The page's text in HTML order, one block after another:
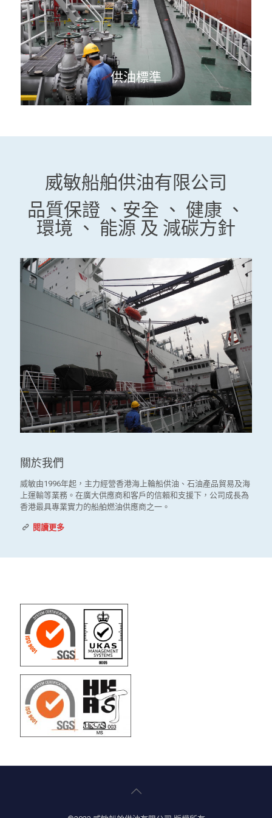
供油標準
威敏船舶供油有限公司
品質保證 、安全 、 健康 、
環境 、 能源 及 減碳方針
關於我們
威敏由1996年起，主力經營香港海上輪船供油、石油產品貿易及海
上運輸等業務。在廣大供應商和客戶的信賴和支援下，公司成長為
香港最具專業實力的船舶燃油供應商之一。
閱讀更多